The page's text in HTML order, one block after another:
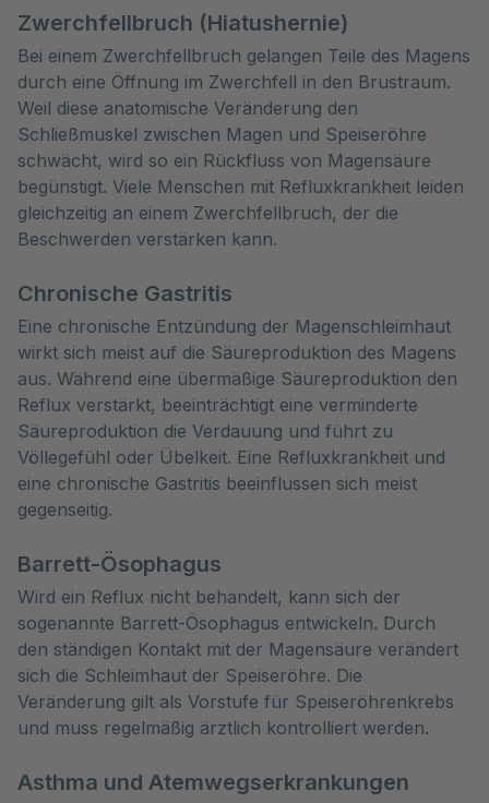
Zwerchfellbruch (Hiatushernie)
Bei einem Zwerchfellbruch gelangen Teile des Magens
durch eine Öffnung im Zwerchfell in den Brustraum.
Weil diese anatomische Veränderung den
Schließmuskel zwischen Magen und Speiseröhre
schwächt, wird so ein Rückfluss von Magensäure
begünstigt. Viele Menschen mit Refluxkrankheit leiden
gleichzeitig an einem Zwerchfellbruch, der die
Beschwerden verstärken kann.
Chronische Gastritis
Eine chronische Entzündung der Magenschleimhaut
wirkt sich meist auf die Säureproduktion des Magens
aus. Während eine übermäßige Säureproduktion den
Reflux verstärkt, beeinträchtigt eine verminderte
Säureproduktion die Verdauung und führt zu
Völlegefühl oder Übelkeit. Eine Refluxkrankheit und
eine chronische Gastritis beeinflussen sich meist
gegenseitig.
Barrett-Ösophagus
Wird ein Reflux nicht behandelt, kann sich der
sogenannte Barrett-Ösophagus entwickeln. Durch
den ständigen Kontakt mit der Magensäure verändert
sich die Schleimhaut der Speiseröhre. Die
Veränderung gilt als Vorstufe für Speiseröhrenkrebs
und muss regelmäßig ärztlich kontrolliert werden.
Asthma und Atemwegserkrankungen